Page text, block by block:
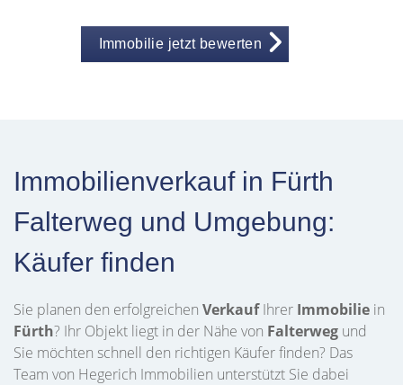
Immobilie jetzt bewerten
Immobilienverkauf in Fürth
Falterweg und Umgebung:
Käufer finden
Sie planen den erfolgreichen VerkaufIhrer Immobilie in
Fürth? Ihr Objekt liegt in der Nähe von Falterweg und
Sie möchten schnell den richtigen Käufer finden? Das
Team von Hegerich Immobilien unterstützt Sie dabei